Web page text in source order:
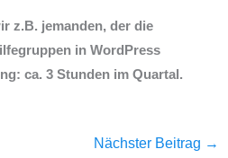
z.B. jemanden, der die
in WordPress
ca. 3 Stunden im Quartal.
Nächster Beitrag →